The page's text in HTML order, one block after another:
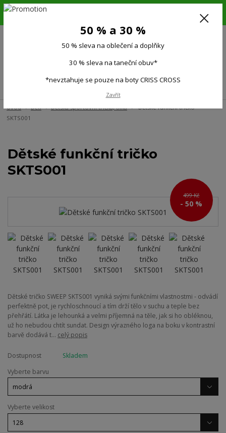
6.-16.8.26. DOVOLENÁ !!! 50 % SLEVA na všechno oblečení a doplňky !!!
(Po-Pá 9:00-15.00)
Úvod Děti Dětská sportovní trička, tílka
Dětské funkční tričko
SKTS001
Dětské funkční tričko
SKTS001
499 Kč
- 50 %
Dětské tričko SWEEP SKTS001 vyniká svými funkčními vlastnostmi - odvádí
perfektně pot, je rychloschnoucí a tím drží tělo v suchu a teple bez
přehřátí. Látka je lehounká a velmi příjemná na těle, jak si ho obléknou,
už ho nebudou chtít sundat. Design výrazného loga na boku v kontrastní
barvě dodává t... celý popis
Dostupnost
Skladem
Vyberte barvu
Vyberte velikost
50 % a 30 %
50 % sleva na oblečení a doplňky
30 % sleva na taneční obuv*
*nevztahuje se pouze na boty CRISS CROSS
Zavřít